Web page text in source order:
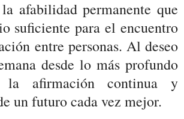
afabilidad permanente que
suficiente para el encuentro
entre personas. Al deseo
desde lo más profundo
afirmación continua y
un futuro cada vez mejor.